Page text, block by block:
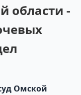
области -
Омской